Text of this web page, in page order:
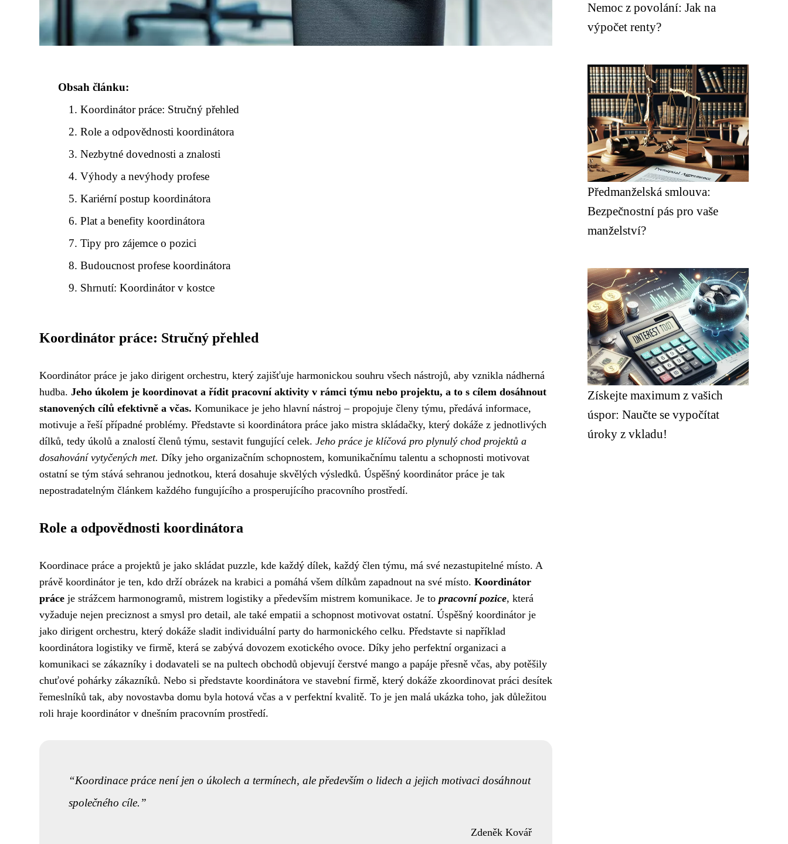
Obsah článku:
Koordinátor práce: Stručný přehled
Role a odpovědnosti koordinátora
Nezbytné dovednosti a znalosti
Výhody a nevýhody profese
Kariérní postup koordinátora
Plat a benefity koordinátora
Tipy pro zájemce o pozici
Budoucnost profese koordinátora
Shrnutí: Koordinátor v kostce
Koordinátor práce: Stručný přehled
Koordinátor práce je jako dirigent orchestru, který zajišťuje harmonickou souhru všech nástrojů, aby vznikla nádherná
hudba. Jeho úkolem je koordinovat a řídit pracovní aktivity v rámci týmu nebo projektu, a to s cílem dosáhnout
stanovených cílů efektivně a včas. Komunikace je jeho hlavní nástroj – propojuje členy týmu, předává informace,
motivuje a řeší případné problémy. Představte si koordinátora práce jako mistra skládačky, který dokáže z jednotlivých
dílků, tedy úkolů a znalostí členů týmu, sestavit fungující celek. Jeho práce je klíčová pro plynulý chod projektů a
dosahování vytyčených met. Díky jeho organizačním schopnostem, komunikačnímu talentu a schopnosti motivovat
ostatní se tým stává sehranou jednotkou, která dosahuje skvělých výsledků. Úspěšný koordinátor práce je tak
nepostradatelným článkem každého fungujícího a prosperujícího pracovního prostředí.
Role a odpovědnosti koordinátora
Koordinace práce a projektů je jako skládat puzzle, kde každý dílek, každý člen týmu, má své nezastupitelné místo. A
právě koordinátor je ten, kdo drží obrázek na krabici a pomáhá všem dílkům zapadnout na své místo. Koordinátor
práce je strážcem harmonogramů, mistrem logistiky a především mistrem komunikace. Je to pracovní pozice, která
vyžaduje nejen preciznost a smysl pro detail, ale také empatii a schopnost motivovat ostatní. Úspěšný koordinátor je
jako dirigent orchestru, který dokáže sladit individuální party do harmonického celku. Představte si například
koordinátora logistiky ve firmě, která se zabývá dovozem exotického ovoce. Díky jeho perfektní organizaci a
komunikaci se zákazníky i dodavateli se na pultech obchodů objevují čerstvé mango a papáje přesně včas, aby potěšily
chuťové pohárky zákazníků. Nebo si představte koordinátora ve stavební firmě, který dokáže zkoordinovat práci desítek
řemeslníků tak, aby novostavba domu byla hotová včas a v perfektní kvalitě. To je jen malá ukázka toho, jak důležitou
roli hraje koordinátor v dnešním pracovním prostředí.
Koordinace práce není jen o úkolech a termínech, ale především o lidech a jejich motivaci dosáhnout
společného cíle.
Zdeněk Kovář
Nemoc z povolání: Jak na
výpočet renty?
Předmanželská smlouva:
Bezpečnostní pás pro vaše
manželství?
Získejte maximum z vašich
úspor: Naučte se vypočítat
úroky z vkladu!